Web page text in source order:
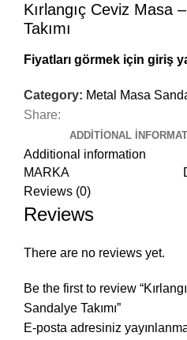
Kırlangıç Ceviz Masa
Takımı
Fiyatları görmek için giriş
Category: Metal Masa
Share:
ADDITIONAL
Additional information
MARKA
Reviews (0)
Reviews
There are no reviews yet.
Be the first to review
Sandalye Takımı”
E-posta adresiniz